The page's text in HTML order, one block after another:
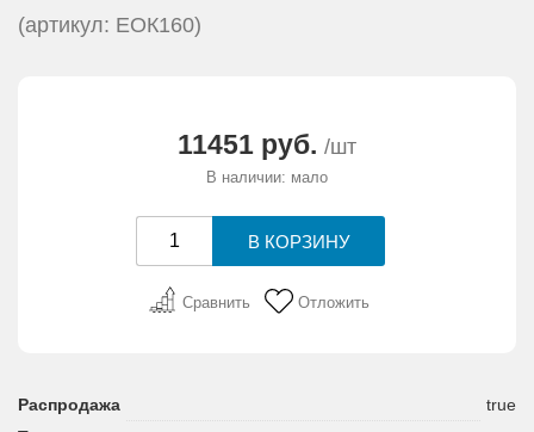
(артикул: EОК160)
11451 руб. /шт
В наличии: мало
Сравнить Отложить
Распродажа
true
РЕКВИЗИТЫ